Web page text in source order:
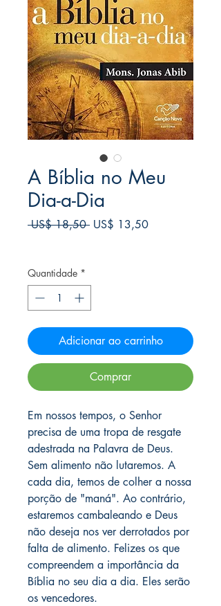
A Bíblia no Meu
Dia-a-Dia
US$ 18,50 Preço
US$ 13,50Preço
Quantidade *
Adicionar ao carrinho
Comprar
Em nossos tempos, o Senhor
precisa de uma tropa de resgate
adestrada na Palavra de Deus.
Sem alimento não lutaremos. A
cada dia, temos de colher a nossa
porção de "maná". Ao contrário,
estaremos cambaleando e Deus
não deseja nos ver derrotados por
falta de alimento. Felizes os que
compreendem a importância da
Bíblia no seu dia a dia. Eles serão
os vencedores.